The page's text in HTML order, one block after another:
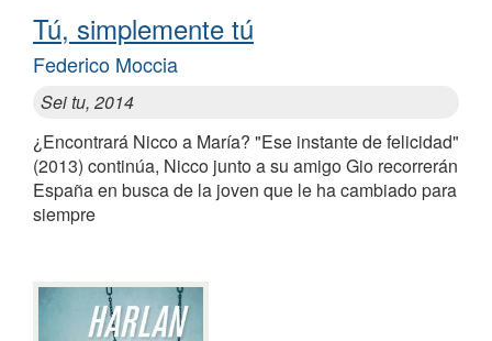
Tú, simplemente tú
Federico Moccia
Sei tu, 2014
¿Encontrará Nicco a María? "Ese instante de felicidad"
(2013) continúa, Nicco junto a su amigo Gio recorrerán
España en busca de la joven que le ha cambiado para
siempre